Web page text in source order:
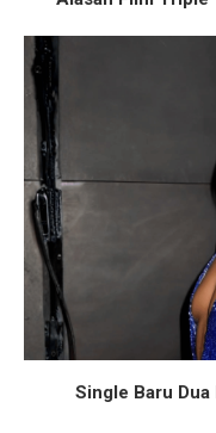
Single Baru Dua